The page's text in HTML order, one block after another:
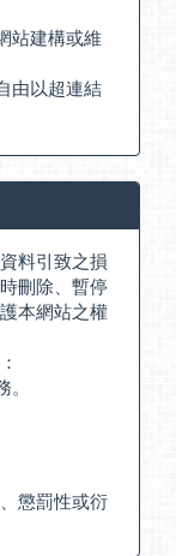
站建構或維
由以超連結
料引致之損
刪除、暫停
本網站之權
懲罰性或衍